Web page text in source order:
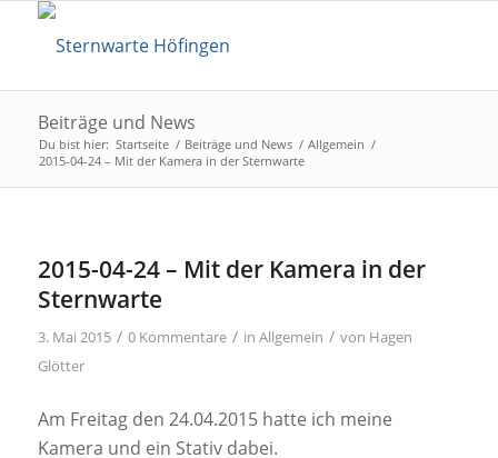
Beiträge und News
Du bist hier: Startseite / Beiträge und News / Allgemein /
2015-04-24 – Mit der Kamera in der Sternwarte
2015-04-24 – Mit der Kamera in der
Sternwarte
3. Mai 2015 / 0 Kommentare / in Allgemein / von Hagen
Glötter
Am Freitag den 24.04.2015 hatte ich meine
Kamera und ein Stativ dabei.